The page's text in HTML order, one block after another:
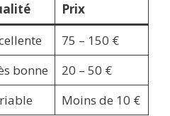
Prix
75 – 150 €
bonne
20 – 50 €
Moins de 10 €